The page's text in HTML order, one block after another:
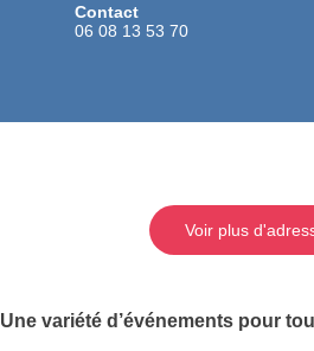
Contact
06 08 13 53 70
Voir plus
Une variété d’événements pour